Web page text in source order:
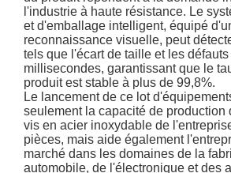
l'industrie à haute résistance. Le
et d'emballage intelligent, équipé
reconnaissance visuelle, peut
tels que l'écart de taille et les
millisecondes, garantissant que le
produit est stable à plus de 99,8%.
Le lancement de ce lot
seulement la capacité de production
vis en acier inoxydable de
pièces, mais aide également
marché dans les domaines de la
automobile, de l'électronique et des